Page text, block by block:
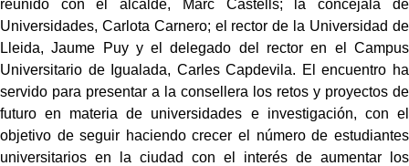
reunido con el alcalde, Marc Castells; la concejala de
Universidades, Carlota Carnero; el rector de la Universidad de
Lleida, Jaume Puy y el delegado del rector en el Campus
Universitario de Igualada, Carles Capdevila. El encuentro ha
servido para presentar a la consellera los retos y proyectos de
futuro en materia de universidades e investigación, con el
objetivo de seguir haciendo crecer el número de estudiantes
universitarios en la ciudad con el interés de aumentar los